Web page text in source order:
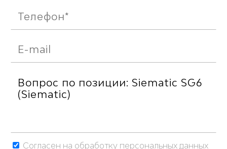
Согласен на обработку персональных данных